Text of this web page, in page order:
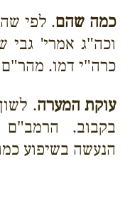
כמה שהם. לפי
וכה"ג אמרי'
כרה"י דמו.
עוקת המערה.
בקבוב.
הנעשה בשיפוע